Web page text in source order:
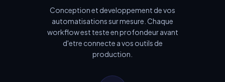
Conception et developpement de vos
automatisations sur mesure. Chaque
workflow est teste en profondeur avant
d'etre connecte a vos outils de
production.